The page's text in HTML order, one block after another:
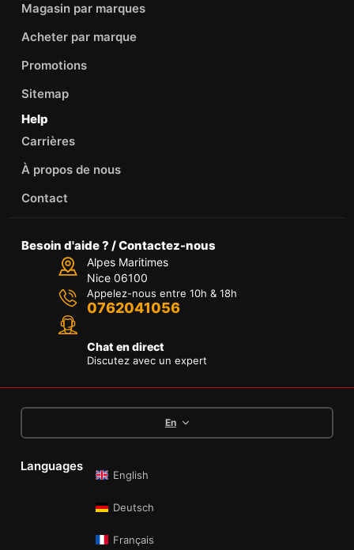
Magasin par marques
Acheter par marque
Promotions
Sitemap
Help
Carrières
À propos de nous
Contact
Besoin d'aide ? / Contactez-nous
Alpes Maritimes
Nice 06100
Appelez-nous entre 10h & 18h
0762041056
Chat en direct
Discutez avec un expert
En
Languages
English
Deutsch
Français